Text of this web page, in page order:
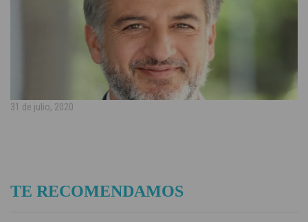
31 de julio, 2020
TE RECOMENDAMOS